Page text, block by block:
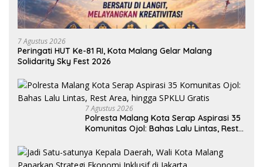
7 Agustus 2026
Peringati HUT Ke-81 RI, Kota Malang Gelar Malang
Solidarity Sky Fest 2026
7 Agustus 2026
Polresta Malang Kota Serap Aspirasi 35
Komunitas Ojol: Bahas Lalu Lintas, Rest